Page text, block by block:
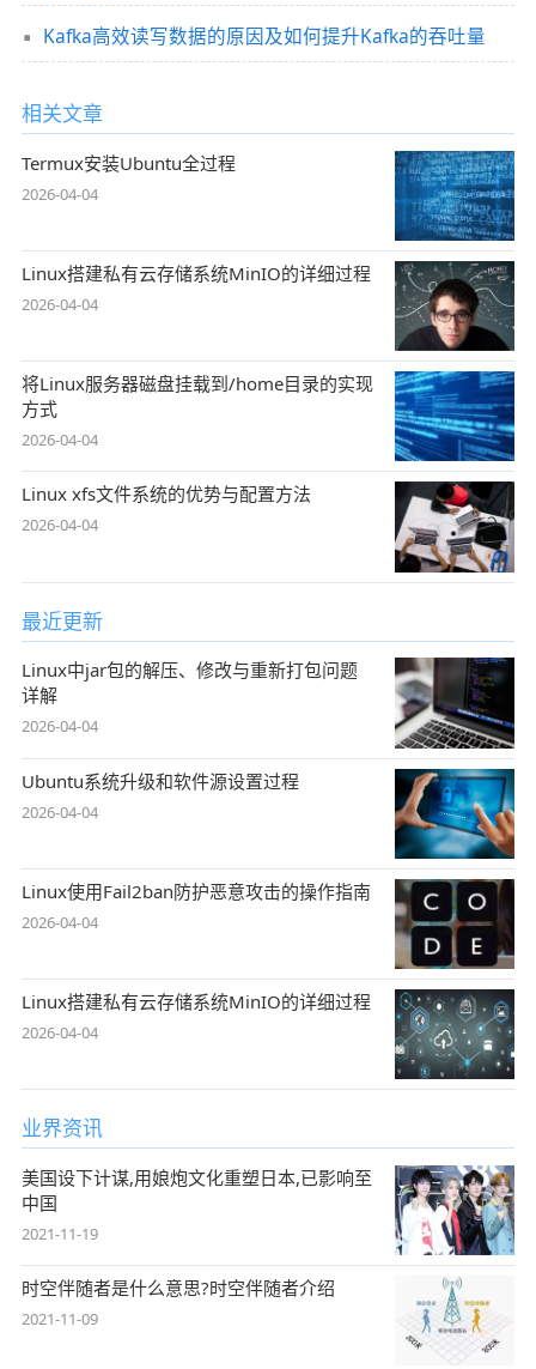
Kafka高效读写数据的原因及如何提升Kafka的吞吐量
相关文章
Termux安装Ubuntu全过程
2026-04-04
Linux搭建私有云存储系统MinIO的详细过程
2026-04-04
将Linux服务器磁盘挂载到/home目录的实现
方式
2026-04-04
Linux xfs文件系统的优势与配置方法
2026-04-04
最近更新
Linux中jar包的解压、修改与重新打包问题
详解
2026-04-04
Ubuntu系统升级和软件源设置过程
2026-04-04
Linux使用Fail2ban防护恶意攻击的操作指南
2026-04-04
Linux搭建私有云存储系统MinIO的详细过程
2026-04-04
业界资讯
美国设下计谋,用娘炮文化重塑日本,已影响至
中国
2021-11-19
时空伴随者是什么意思?时空伴随者介绍
2021-11-09